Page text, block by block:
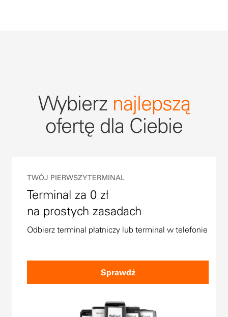
Wybierz najlepszą
ofertę dla Ciebie
TWÓJ PIERWSZY TERMINAL
Terminal za 0 zł
na prostych zasadach
Odbierz terminal płatniczy lub terminal w telefonie
Sprawdź